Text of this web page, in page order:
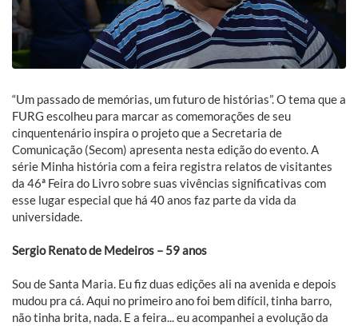
“Um passado de memórias, um futuro de histórias”. O tema que a
FURG escolheu para marcar as comemorações de seu
cinquentenário inspira o projeto que a Secretaria de
Comunicação (Secom) apresenta nesta edição do evento. A
série Minha história com a feira registra relatos de visitantes
da 46ª Feira do Livro sobre suas vivências significativas com
esse lugar especial que há 40 anos faz parte da vida da
universidade.
Sergio Renato de Medeiros – 59 anos
Sou de Santa Maria. Eu fiz duas edições ali na avenida e depois
mudou pra cá. Aqui no primeiro ano foi bem difícil, tinha barro,
não tinha brita, nada. E a feira... eu acompanhei a evolução da